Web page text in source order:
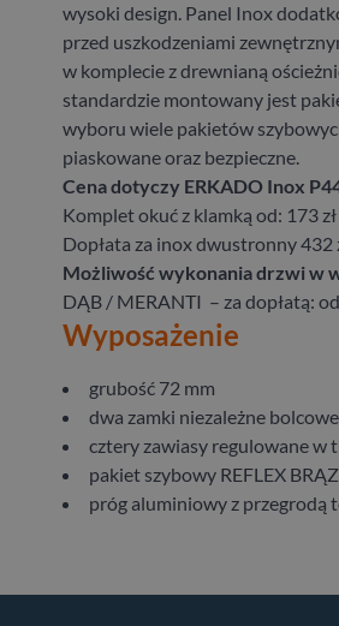
wysoki design. Panel Inox
przed uszkodzeniami
w komplecie z drewnianą
standardzie montowany jest
wyboru wiele pakietów
piaskowane oraz bezpieczne.
Cena dotyczy ERKADO Inox
Komplet okuć z klamką od: 173
Dopłata za inox dwustronny 432
Możliwość wykonania drzwi w
DĄB / MERANTI – za dopłatą:
Wyposażenie
grubość 72 mm
dwa zamki niezależne bolcowe
cztery zawiasy regulowane w
pakiet szybowy REFLEX BRĄZ
próg aluminiowy z przegrodą